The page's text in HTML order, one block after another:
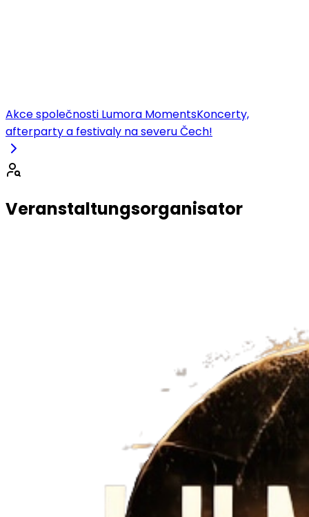
Akce společnosti Lumora MomentsKoncerty,
afterparty a festivaly na severu Čech!
Veranstaltungsorganisator